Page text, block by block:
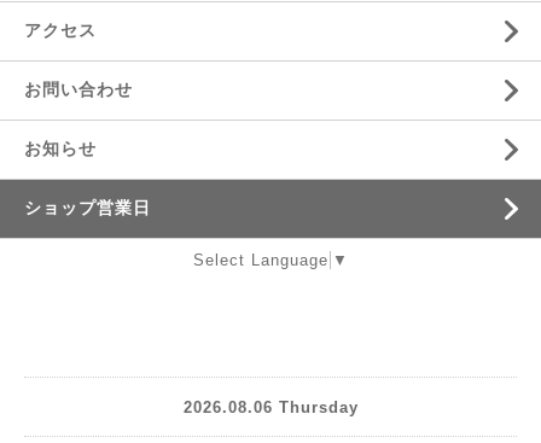
アクセス
お問い合わせ
お知らせ
ショップ営業日
Select Language ▼
2026.08.06 Thursday